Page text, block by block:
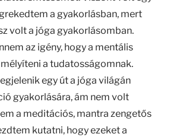
a gyakorlásban, mert
volt a jóga gyakorlásomban.
az igény, hogy a mentális
a tudatosságomnak.
egy út a jóga világán
gyakorlására, ám nem volt
a meditációs, mantra zengetős
kutatni, hogy ezeket a